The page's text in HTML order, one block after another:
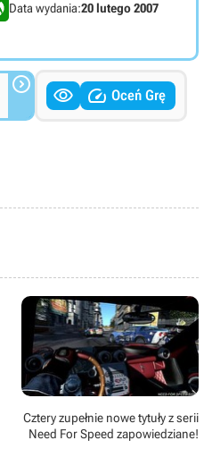
Data wydania:20 lutego 2007
   Oceń Grę
Cztery zupełnie nowe tytuły z serii
Need For Speed zapowiedziane!